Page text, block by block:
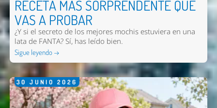
RECETA MÁS SORPRENDENTE QUE
VAS A PROBAR
¿Y si el secreto de los mejores mochis estuviera en una
lata de FANTA? Sí, has leído bien.
Sigue leyendo →
30 JUNIO 2026